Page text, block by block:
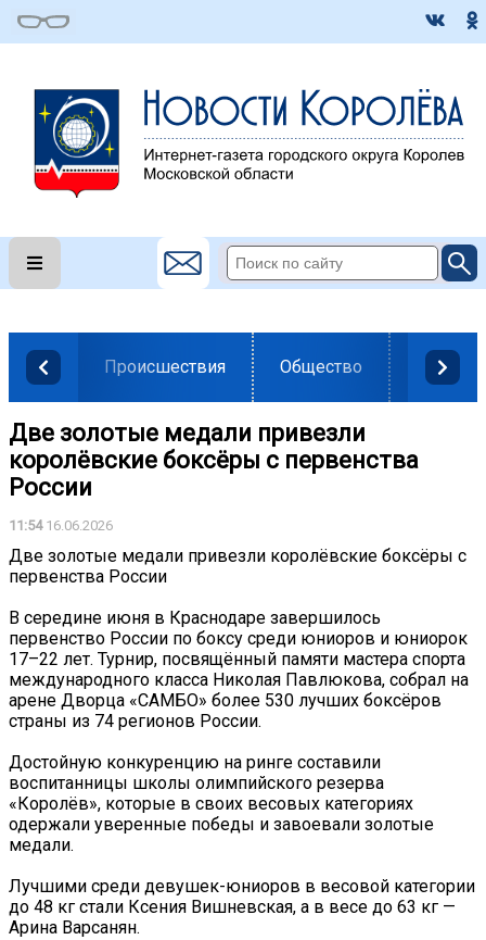
Происшествия Общество Власть
Две золотые медали привезли
королёвские боксёры с первенства
России
11:5416.06.2026
Две золотые медали привезли королёвские боксёры с
первенства России
В середине июня в Краснодаре завершилось
первенство России по боксу среди юниоров и юниорок
17–22 лет. Турнир, посвящённый памяти мастера спорта
международного класса Николая Павлюкова, собрал на
арене Дворца «САМБО» более 530 лучших боксёров
страны из 74 регионов России.
Достойную конкуренцию на ринге составили
воспитанницы школы олимпийского резерва
«Королёв», которые в своих весовых категориях
одержали уверенные победы и завоевали золотые
медали.
Лучшими среди девушек-юниоров в весовой категории
до 48 кг стали Ксения Вишневская, а в весе до 63 кг —
Арина Варсанян.